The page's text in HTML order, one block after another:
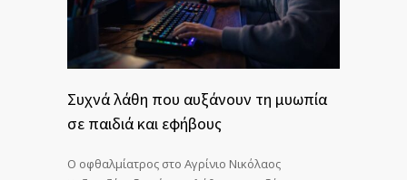
Συχνά λάθη που αυξάνουν τη μυωπία
σε παιδιά και εφήβους
Ο οφθαλμίατρος στο Αγρίνιο Νικόλαος